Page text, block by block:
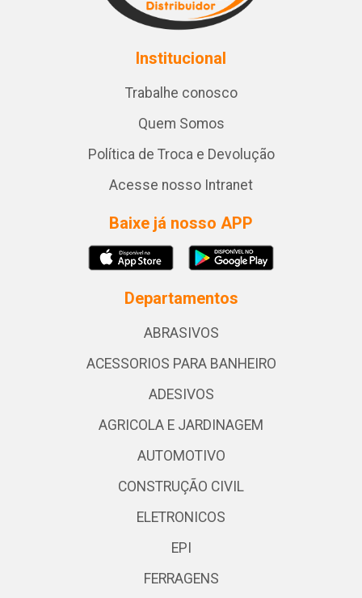
Institucional
Trabalhe conosco
Quem Somos
Política de Troca e Devolução
Acesse nosso Intranet
Baixe já nosso APP
Departamentos
ABRASIVOS
ACESSORIOS PARA BANHEIRO
ADESIVOS
AGRICOLA E JARDINAGEM
AUTOMOTIVO
CONSTRUÇÃO CIVIL
ELETRONICOS
EPI
FERRAGENS